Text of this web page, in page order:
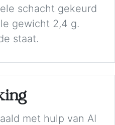
schacht gekeurd
gewicht 2,4 g.
staat.
met hulp van AI